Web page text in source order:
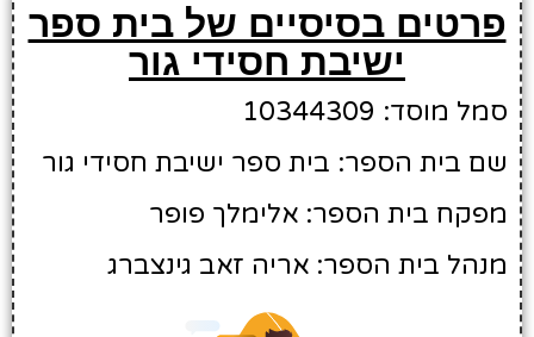
פרטים בסיסיים של בית ספר
ישיבת חסידי גור
סמל מוסד: 10344309
שם בית הספר: בית ספר ישיבת חסידי גור
מפקח בית הספר: אלימלך פופר
מנהל בית הספר: אריה זאב גינצברג